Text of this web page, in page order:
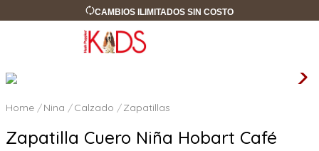
CAMBIOS ILIMITADOS SIN COSTO
Nina Calzado Zapatillas
Zapatilla Cuero Niña Hobart Café